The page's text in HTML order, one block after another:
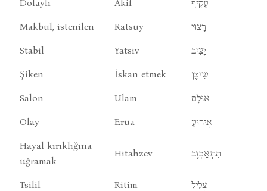
Dolaylı Akif עָקִיף
Makbul, istenilen Ratsuy רָצוּי
Stabil Yatsiv יָצִיב
Şiken İskan etmek שִׁיכֶּן
Salon Ulam אוּלָם
Olay Erua אֶירוּעָ
Hayal kırıklığına
uğramak
Hitahzev הִתְאָכְזֶב
Tsilil Ritim צְלִיל